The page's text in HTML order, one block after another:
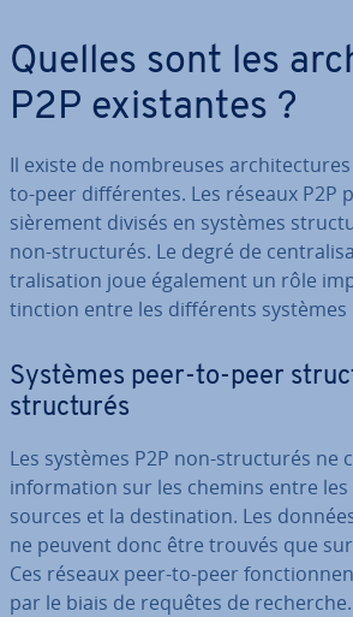
Quelles sont les
P2P exis­tantes ?
Il existe de nom­breuses
to-peer dif­fé­rentes. Les réseaux P2P
siè­re­ment divisés en systèmes
non-struc­tu­rés. Le degré de
tra­li­sa­tion joue également un rôle
tinc­tion entre les dif­fé­rents systèmes
Systèmes peer-to-peer
struc­tu­rés
Les systèmes P2P non-struc­tu­rés ne
in­for­ma­tion sur les chemins entre
sources et la des­ti­na­tion. Les
ne peuvent donc être trouvés que
Ces réseaux peer-to-peer
par le biais de requêtes de